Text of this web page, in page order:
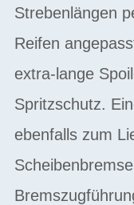
Strebenlängen
Reifen
extra-lange
Spritzschutz.
ebenfalls zum